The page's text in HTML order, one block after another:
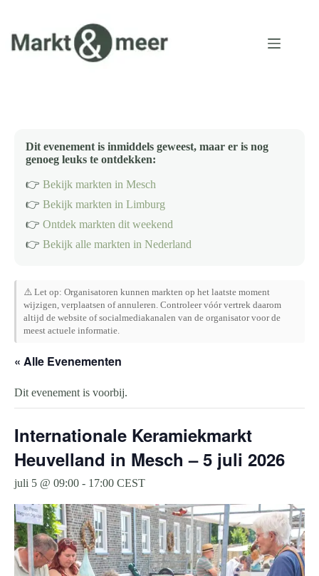
inhoud
Dit evenement is inmiddels geweest, maar er is nog
genoeg leuks te ontdekken:
👉 Bekijk markten in Mesch
👉 Bekijk markten in Limburg
👉 Ontdek markten dit weekend
👉 Bekijk alle markten in Nederland
⚠️ Let op: Organisatoren kunnen markten op het laatste moment
wijzigen, verplaatsen of annuleren. Controleer vóór vertrek daarom
altijd de website of socialmediakanalen van de organisator voor de
meest actuele informatie.
« Alle Evenementen
Dit evenement is voorbij.
Internationale Keramiekmarkt
Heuvelland in Mesch – 5 juli 2026
juli 5 @ 09:00 - 17:00 CEST